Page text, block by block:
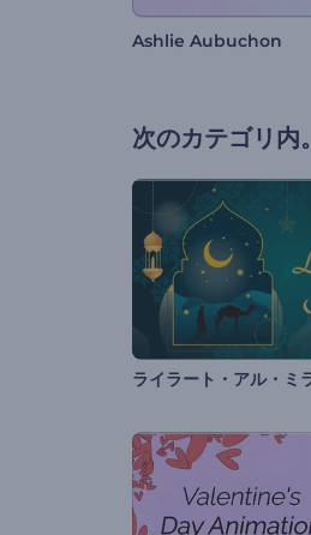
Ashlie Aubuchon
次のカテゴリ内。